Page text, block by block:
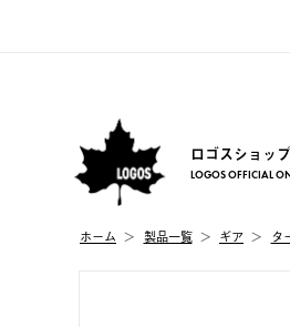
ロゴスショッ
LOGOS OFFICIAL
ホーム 製品⼀覧 ギア タ